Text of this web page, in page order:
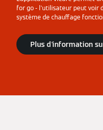
for go - l'utilisateur peut voir
système de chauffage
Plus d'information